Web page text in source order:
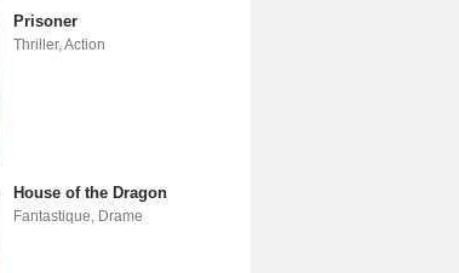
Prisoner
Thriller,Action
House of the Dragon
Fantastique, Drame